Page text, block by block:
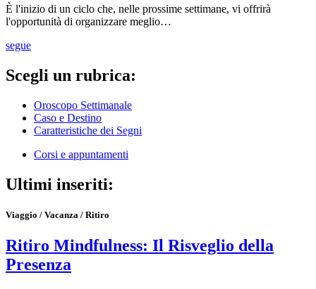
È l'inizio di un ciclo che, nelle prossime settimane, vi offrirà
l'opportunità di organizzare meglio…
segue
Scegli un rubrica:
Oroscopo Settimanale
Caso e Destino
Caratteristiche dei Segni
Corsi e appuntamenti
Ultimi inseriti:
Viaggio / Vacanza / Ritiro
Ritiro Mindfulness: Il Risveglio della
Presenza